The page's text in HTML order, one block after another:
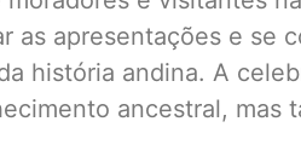
as apresentações e se
história andina. A
ancestral, mas